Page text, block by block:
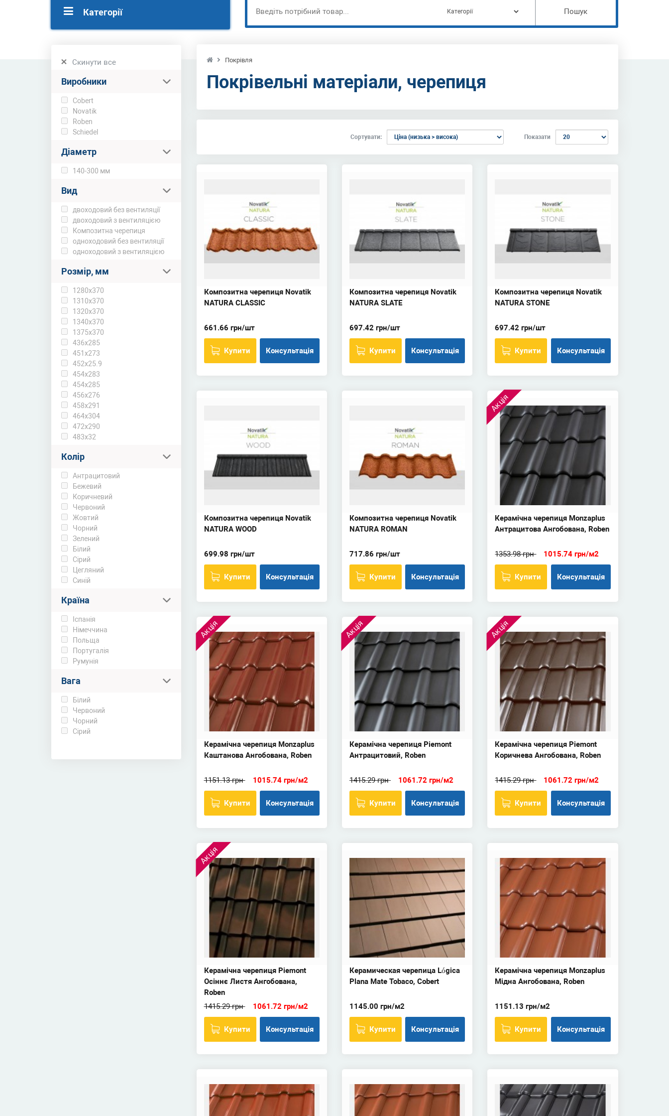
Категорії Пошук
Скинути все
Виробники
Cobert
Novatik
Roben
Schiedel
Діаметр
140-300 мм
Вид
двоходовий без вентиляції
двоходовий з вентиляцією
Композитна черепиця
одноходовий без вентиляції
одноходовий з вентиляцією
Розмір, мм
1280х370
1310х370
1320х370
1340х370
1375х370
436х285
451х273
452х25.9
454х283
454х285
456х276
458х291
464х304
472x290
483х32
Колір
Антрацитовий
Бежевий
Коричневий
Червоний
Жовтий
Чорний
Зелений
Білий
Сірий
Цегляний
Синій
Країна
Іспанія
Німеччина
Польща
Португалія
Румунія
Вага
Білий
Червоний
Чорний
Сірий
Покрівля
Покрівельні матеріали, черепиця
Показати
Сортувати:
Композитна черепиця Novatik
NATURA CLASSIC
661.66 грн/шт
Купити Консультація
Композитна черепиця Novatik
NATURA SLATE
697.42 грн/шт
Купити Консультація
Композитна черепиця Novatik
NATURA STONE
697.42 грн/шт
Купити Консультація
Композитна черепиця Novatik
NATURA WOOD
699.98 грн/шт
Купити Консультація
Композитна черепиця Novatik
NATURA ROMAN
717.86 грн/шт
Купити Консультація
Акція
Керамічна черепиця Monzaplus
Антрацитова Ангобована, Roben
1353.98 грн 1015.74 грн/м2
Купити Консультація
Акція
Керамічна черепиця Monzaplus
Каштанова Ангобована, Roben
1151.13 грн 1015.74 грн/м2
Купити Консультація
Акція
Керамічна черепиця Piemont
Антрацитовий, Roben
1415.29 грн 1061.72 грн/м2
Купити Консультація
Акція
Керамічна черепиця Piemont
Коричнева Ангобована, Roben
1415.29 грн 1061.72 грн/м2
Купити Консультація
Акція
Керамічна черепиця Piemont
Осіннє Листя Ангобована,
Roben
1415.29 грн
1061.72 грн/м2
Купити Консультація
Керамическая черепица Lógica
Plana Mate Tobaco, Cobert
1145.00 грн/м2
Купити Консультація
Керамічна черепиця Monzaplus
Мідна Ангобована, Roben
1151.13 грн/м2
Купити Консультація